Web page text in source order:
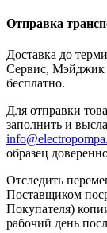
Отправка
Доставка до
Сервис, Мэйджик
бесплатно.
Для отправки
заполнить и
образец
Отследить
Поставщиком
Покупателя)
рабочий день